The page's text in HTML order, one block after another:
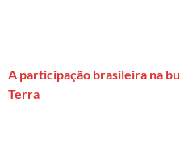
A participação brasileira na
Terra